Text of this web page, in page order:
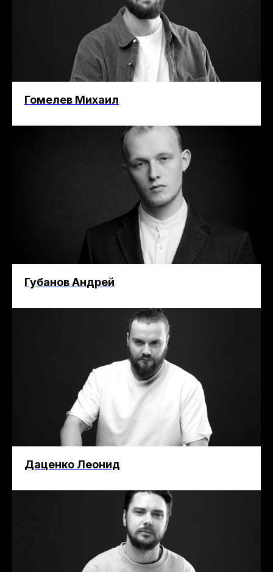
Гомелев Михаил
Губанов Андрей
Даценко Леонид